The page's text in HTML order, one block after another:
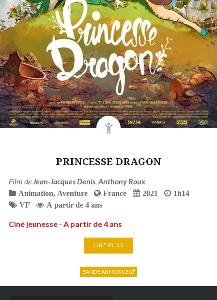
PRINCESSE DRAGON
Film deJean-Jacques Denis, Anthony Roux
Animation, Aventure France 2021
1h14
VF
A partir de 4 ans
Ciné jeunesse - A partir de 4 ans
LIRE PLUS
BANDE ANNONCE